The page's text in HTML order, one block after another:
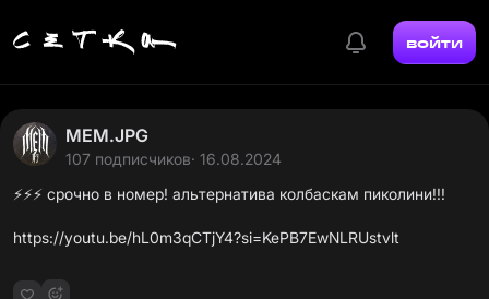
войти
MEM.JPG
107 подписчиков· 16.08.2024
⚡️⚡️⚡️ срочно в номер! альтернатива колбаскам пиколини!!!
https://youtu.be/hL0m3qCTjY4?si=KePB7EwNLRUstvlt